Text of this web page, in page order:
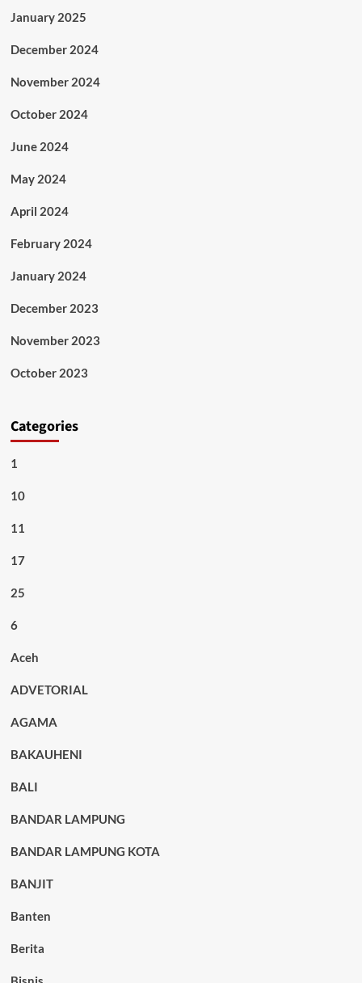
January 2025
December 2024
November 2024
October 2024
June 2024
May 2024
April 2024
February 2024
January 2024
December 2023
November 2023
October 2023
Categories
1
10
11
17
25
6
Aceh
ADVETORIAL
AGAMA
BAKAUHENI
BALI
BANDAR LAMPUNG
BANDAR LAMPUNG KOTA
BANJIT
Banten
Berita